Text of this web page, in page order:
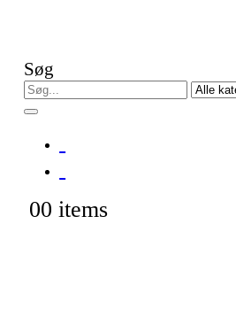
Søg
00 items